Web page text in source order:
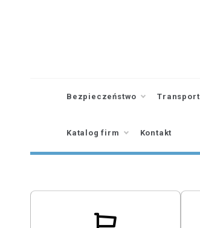
Bezpieczeństwo Transport
Katalog firm Kontakt